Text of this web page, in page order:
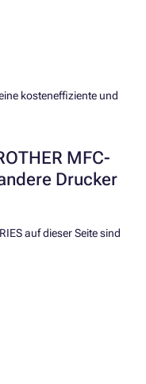
kosteneffiziente und
MFC-
Drucker
auf dieser Seite sind